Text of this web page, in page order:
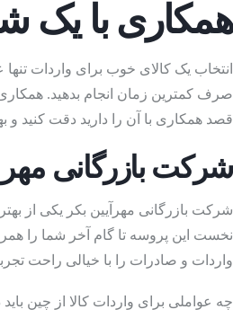
همکاری با یک
انتخاب یک کالای خوب برای واردات
صرف کمترین زمان انجام بدهید.
قصد همکاری با آن را دارید دقت کنید و
شرکت بازرگانی مهر
شرکت بازرگانی مهرآیین بکر یکی از
نخست این پروسه تا گام آخر شما را
واردات و صادرات را با خیالی راحت
چه عواملی برای واردات کالا از چین